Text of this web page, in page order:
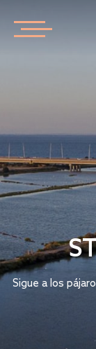
Sigue a los